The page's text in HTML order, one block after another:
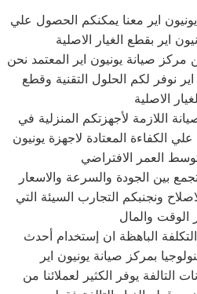
اير معنا يمكنكم الحصول علي
اير بقطع الغيار الاصلية
صيانة يونيون اير المعتمد نحن
نوفر لكم الحلول التقنية وقطع
الاصلية
اللازمة لأجهزتكم المنزلية في
الكفاءة المعتادة لاجهزة يونيون
العمر الافتراضي
بين الجودة والسرعة والاسعار
ونجنبكم التجارب السيئة التي
الباهظة ان إستخدام أحدث
بمركز صيانة يونيون اير
التالفة يوفر الكثير لعملائنا من